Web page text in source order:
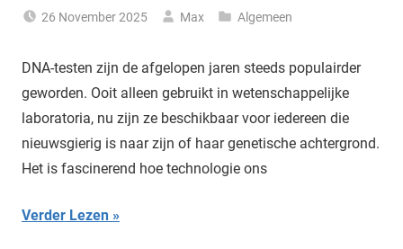
26 November 2025 Max Algemeen
DNA-testen zijn de afgelopen jaren steeds populairder
geworden. Ooit alleen gebruikt in wetenschappelijke
laboratoria, nu zijn ze beschikbaar voor iedereen die
nieuwsgierig is naar zijn of haar genetische achtergrond.
Het is fascinerend hoe technologie ons
Verder Lezen